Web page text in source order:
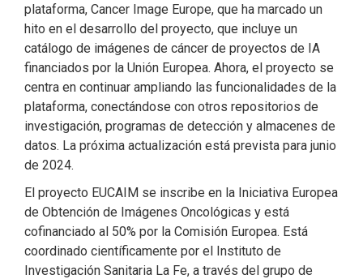
plataforma, Cancer Image Europe, que ha marcado un
hito en el desarrollo del proyecto, que incluye un
catálogo de imágenes de cáncer de proyectos de IA
financiados por la Unión Europea. Ahora, el proyecto se
centra en continuar ampliando las funcionalidades de la
plataforma, conectándose con otros repositorios de
investigación, programas de detección y almacenes de
datos. La próxima actualización está prevista para junio
de 2024.
El proyecto EUCAIM se inscribe en la Iniciativa Europea
de Obtención de Imágenes Oncológicas y está
cofinanciado al 50% por la Comisión Europea. Está
coordinado científicamente por el Instituto de
Investigación Sanitaria La Fe, a través del grupo de